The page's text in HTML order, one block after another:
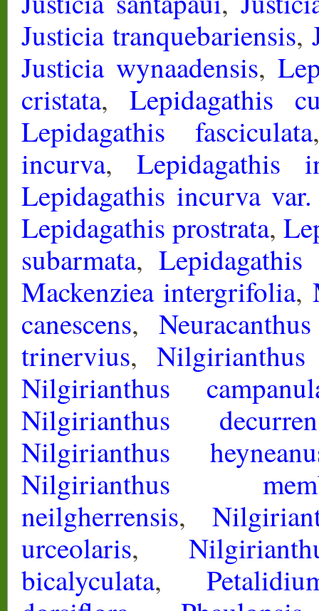
Justicia tranquebariensis,
Justicia wynaadensis,
cristata, Lepidagathis
Lepidagathis fasciculata
incurva, Lepidagathis
Lepidagathis incurva
Lepidagathis prostrata,
subarmata,
Mackenziea intergrifolia,
canescens,
trinervius, Nilgirianthus
Nilgirianthus
Nilgirianthus
Nilgirianthus
Nilgirianthus
neilgherrensis,
urceolaris,
bicalyculata,